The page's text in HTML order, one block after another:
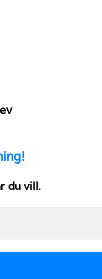
du vill.